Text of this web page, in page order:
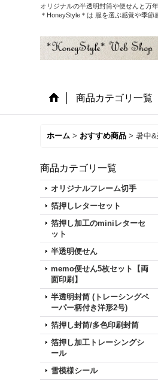
オリジナルの半透明封筒や便せんと万
＊HoneyStyle＊は 服を選ぶ感覚や季
商品カテゴリ一覧
ホーム > おすすめ商品 > 暑中
商品カテゴリ一覧
オリジナルフレーム切手
箔押しレターセット
箔押し加工のminiレターセ
ット
半透明便せん
memo便せん5枚セット【両
面印刷】
半透明封筒 (トレーシングペ
ーパー柄付き洋形2号)
箔押し封筒/多色印刷封筒
箔押し加工トレーシングシ
ール
雪模様シール